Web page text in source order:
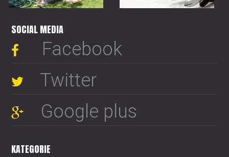
SOCIAL MEDIA
Facebook
Twitter
Google plus
KATEGORIE